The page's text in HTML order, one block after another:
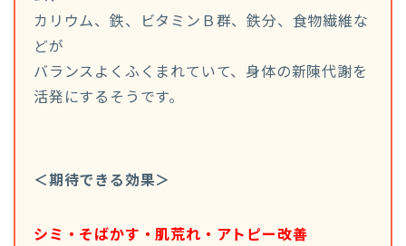
カリウム、鉄、ビタミンＢ群、鉄分、食物繊維な
どが
バランスよくふくまれていて、身体の新陳代謝を
活発にするそうです。
＜期待できる効果＞
シミ・そばかす・肌荒れ・アトピー改善